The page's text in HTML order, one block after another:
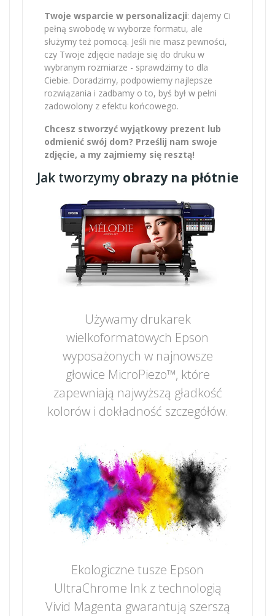
Twoje wsparcie w personalizacji: dajemy Ci
pełną swobodę w wyborze formatu, ale
służymy też pomocą. Jeśli nie masz pewności,
czy Twoje zdjęcie nadaje się do druku w
wybranym rozmiarze - sprawdzimy to dla
Ciebie. Doradzimy, podpowiemy najlepsze
rozwiązania i zadbamy o to, byś był w pełni
zadowolony z efektu końcowego.
Chcesz stworzyć wyjątkowy prezent lub
odmienić swój dom? Prześlij nam swoje
zdjęcie, a my zajmiemy się resztą!
Jak tworzymyobrazy na płótnie
Używamy drukarek
wielkoformatowych Epson
wyposażonych w najnowsze
głowice MicroPiezo™, które
zapewniają najwyższą gładkość
kolorów i dokładność szczegółów.
Ekologiczne tusze Epson
UltraChrome Ink z technologią
Vivid Magenta gwarantują szerszą